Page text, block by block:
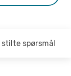
spørsmål